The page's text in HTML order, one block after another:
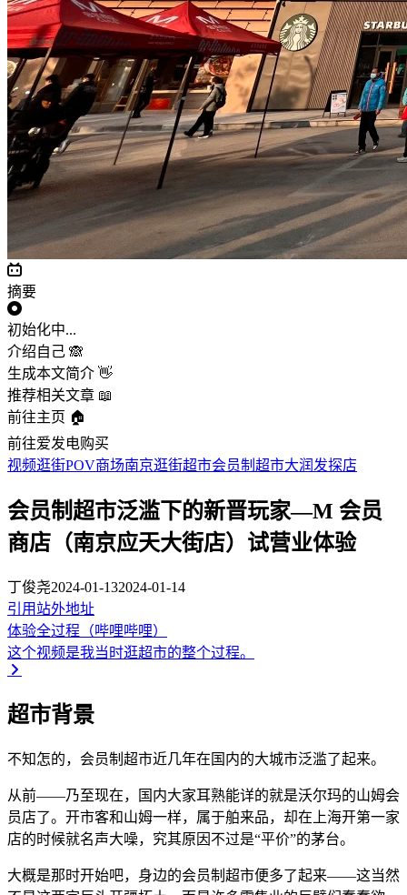
摘要
初始化中...
介绍自己 🙈
生成本文简介 👋
推荐相关文章 📖
前往主页 🏠
前往爱发电购买
视频逛街POV商场南京逛街超市会员制超市大润发探店
会员制超市泛滥下的新晋玩家—M 会员
商店（南京应天大街店）试营业体验
丁俊尧2024-01-132024-01-14
引用站外地址
体验全过程（哔哩哔哩）
这个视频是我当时逛超市的整个过程。
超市背景
不知怎的，会员制超市近几年在国内的大城市泛滥了起来。
从前——乃至现在，国内大家耳熟能详的就是沃尔玛的山姆会
员店了。开市客和山姆一样，属于舶来品，却在上海开第一家
店的时候就名声大噪，究其原因不过是“平价”的茅台。
大概是那时开始吧，身边的会员制超市便多了起来——这当然